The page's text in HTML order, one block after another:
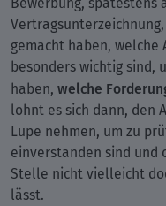
gemacht haben, welche
besonders wichtig sind,
haben, welche
lohnt es sich dann, den
Lupe nehmen, um zu
einverstanden sind und
Stelle nicht vielleicht
lässt.